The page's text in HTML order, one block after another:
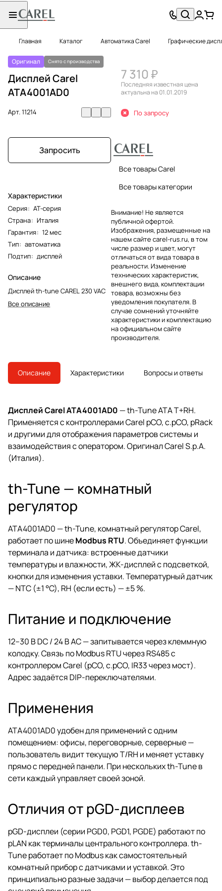
Главная Каталог Автоматика Carel Графические
Оригинал Снято с производства
Дисплей Carel
ATA4001AD0
Арт.11214
Запросить
Характеристики
Серия: AT-серия
Страна: Италия
Гарантия: 12 мес
Тип: автоматика
Подтип: дисплей
Описание
Дисплей th-tune CAREL 230 VAC
Все описание
7 310 ₽
Последняя известная цена
актуальна на 01.01.2019
По запросу
Все товары Carel
Все товары категории
Внимание! Не является
публичной офертой.
Изображения, размещенные на
нашем сайте carel-rus.ru, в том
числе размер и цвет, могут
отличаться от вида товара в
реальности. Изменение
технических характеристик,
внешнего вида, комплектации
товара, возможны без
уведомления покупателя. В
случае сомнений уточняйте
характеристики и комплектацию
на официальном сайте
производителя.
Описание Характеристики Вопросы и ответы
Дисплей Carel ATA4001AD0 — th-Tune ATA T+RH.
Применяется с контроллерами Carel pCO, c.pCO, pRack
и другими для отображения параметров системы и
взаимодействия с оператором. Оригинал Carel S.p.A.
(Италия).
th-Tune — комнатный
регулятор
ATA4001AD0 — th-Tune, комнатный регулятор Carel,
работает по шинеModbus RTU. Объединяет функции
терминала и датчика: встроенные датчики
температуры и влажности, ЖК-дисплей с подсветкой,
кнопки для изменения уставки. Температурный датчик
— NTC (±1 °C), RH (если есть) — ±5 %.
Питание и подключение
12–30 В DC / 24 В AC — запитывается через клеммную
колодку. Связь по Modbus RTU через RS485 с
контроллером Carel (pCO, c.pCO, IR33 через мост).
Адрес задаётся DIP-переключателями.
Применения
ATA4001AD0 удобен для применений с одним
помещением: офисы, переговорные, серверные —
пользователь видит текущую T/RH и меняет уставку
прямо с передней панели. При нескольких th-Tune в
сети каждый управляет своей зоной.
Отличия от pGD-дисплеев
pGD-дисплеи (серии PGD0, PGD1, PGDE) работают по
pLAN как терминалы центрального контроллера. th-
Tune работает по Modbus как самостоятельный
комнатный прибор с датчиками и уставкой. Это
принципиально разные задачи — выбор делается под